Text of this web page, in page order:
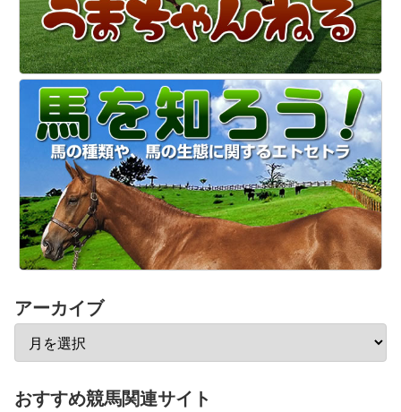
アーカイブ
おすすめ競馬関連サイト